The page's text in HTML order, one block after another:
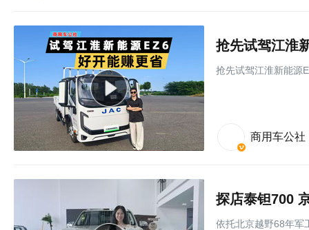
抢先试驾江淮
抢先试驾江淮新能源
商用车公社
探店泰钽700
依托北京越野68年军